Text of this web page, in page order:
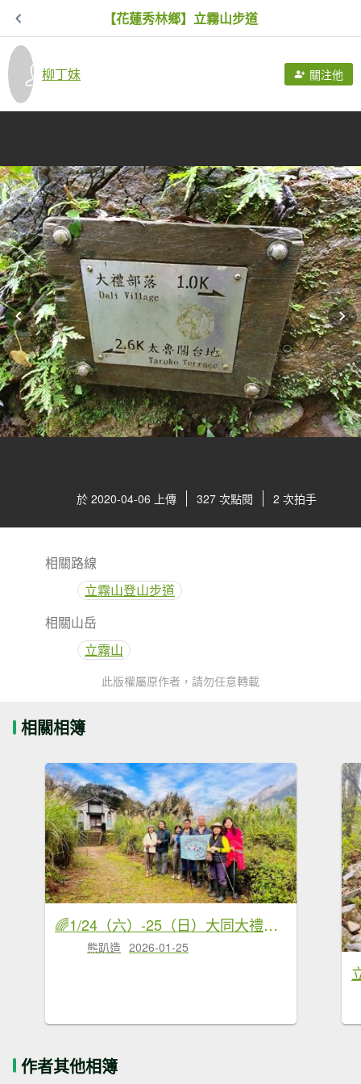
【花蓮秀林鄉】立霧山步道
柳丁妹 關注他
於 2020-04-06 上傳 327 次點閱 2 次拍手
相關路線
立霧山登山步道
相關山岳
立霧山
此版權屬原作者，請勿任意轉載
相關相簿
🌈1/24（六）-25（日）大同大禮部落+小百岳-立霧山✨FB：熊熊趴爬走🌈
熊趴造 2026-01-25
作者其他相簿